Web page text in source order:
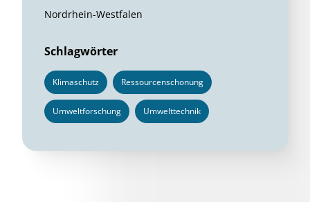
Nordrhein-Westfalen
Schlagwörter
Klimaschutz Ressourcenschonung
Umweltforschung Umwelttechnik